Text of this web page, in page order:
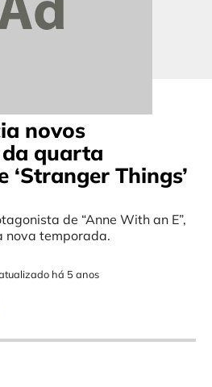
novos
quarta
Things’
de “Anne With an E”,
nova temporada.
há 5 anos